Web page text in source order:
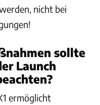
nicht bei
sollte
Launch
ermöglicht